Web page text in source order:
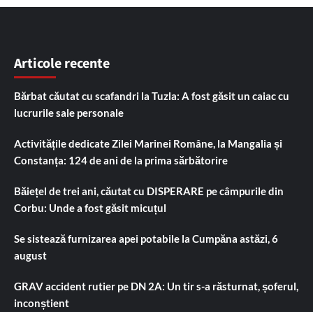
Articole recente
Bărbat căutat cu scafandri la Tuzla: A fost găsit un caiac cu
lucrurile sale personale
Activitățile dedicate Zilei Marinei Române, la Mangalia și
Constanța: 124 de ani de la prima sărbătorire
Băiețel de trei ani, căutat cu DISPERARE pe câmpurile din
Corbu: Unde a fost găsit micuțul
Se sistează furnizarea apei potabile la Cumpăna astăzi, 6
august
GRAV accident rutier pe DN 2A: Un tir s-a răsturnat, șoferul,
inconștient